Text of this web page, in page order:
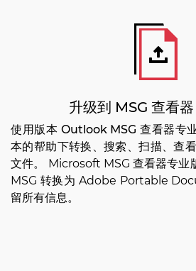
升级到 MSG 查看
使用版本 Outlook MSG 查看器专
本的帮助下转换、搜索、扫描、查
文件。 Microsoft MSG 查看器专业
MSG 转换为 Adob​​e Portable
留所有信息。